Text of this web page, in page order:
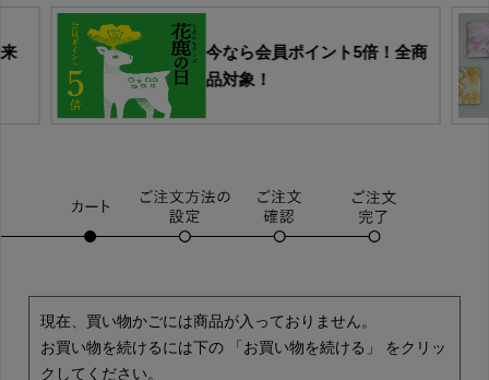
今なら会員ポイント5倍！全商
品対象！
現在、買い物かごには商品が入っておりません。
お買い物を続けるには下の 「お買い物を続ける」 をクリッ
クしてください。